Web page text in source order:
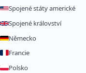
Spojené státy americké
Spojené království
Německo
Francie
Polsko